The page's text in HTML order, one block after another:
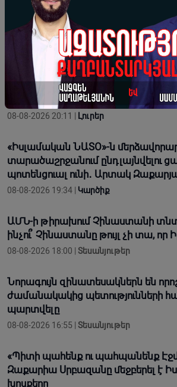
Live. Համազգային ամոթը, Նիկոլ
հուսահատ զանգերը․ «Իմնեմնիմի»
08-08-2026 20:59 | IMNEMNIMI PODCAST
Միացյալ Նահանգները
մնալ Հայաստանին և Ադրբեջանին
հանձնառությանը
08-08-2026 20:11 | Լուրեր
«Իսլամական ՆԱՏՕ»-ն
տարածաշրջանում ընդլայնվելու
պոտենցուալ ունի․ Արտակ
08-08-2026 19:34 | Կարծիք
ԱՄՆ-ի թիրախում Չինաստանի
ինչու՞ Չինաստանը թույլ չի տա,
08-08-2026 18:00 | Տեսանյութեր
Նորագույն զինատեսակներն են
ժամանակակից պետությունների
պարտվելը
08-08-2026 16:55 | Տեսանյութեր
«Պիտի պահենք ու պահպանենք
Զաքարիա Սրբազանը մեջբերել է
խոսքերը